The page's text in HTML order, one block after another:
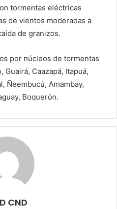
tormentas eléctricas
de vientos moderadas a
de granizos.
por núcleos de tormentas
Guairá, Caazapá, Itapuá,
Ñeembucú, Amambay,
Boquerón.
CND